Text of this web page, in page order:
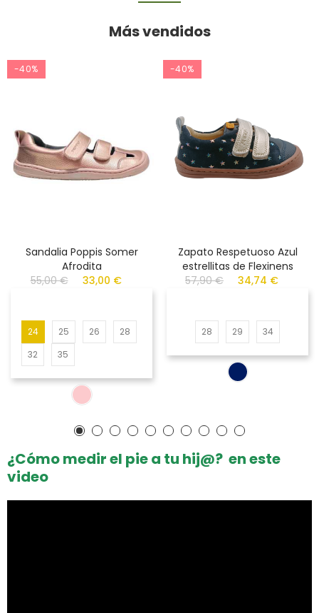
Más vendidos
-40%
Sandalia Poppis Somer
Afrodita
55,00 €
33,00 €
24 25 26
28
32
35
-40%
Zapato Respetuoso Azul
estrellitas de Flexinens
57,90 €
34,74 €
28 29 34
¿Cómo medir el pie a tu hij@? en este
video